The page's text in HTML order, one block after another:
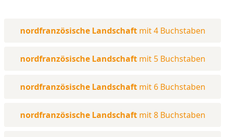
nordfranzösische Landschaft mit 4 Buchstaben
nordfranzösische Landschaft mit 5 Buchstaben
nordfranzösische Landschaft mit 6 Buchstaben
nordfranzösische Landschaft mit 8 Buchstaben